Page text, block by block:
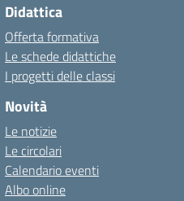
Didattica
Offerta formativa
Le schede didattiche
I progetti delle classi
Novità
Le notizie
Le circolari
Calendario eventi
Albo online